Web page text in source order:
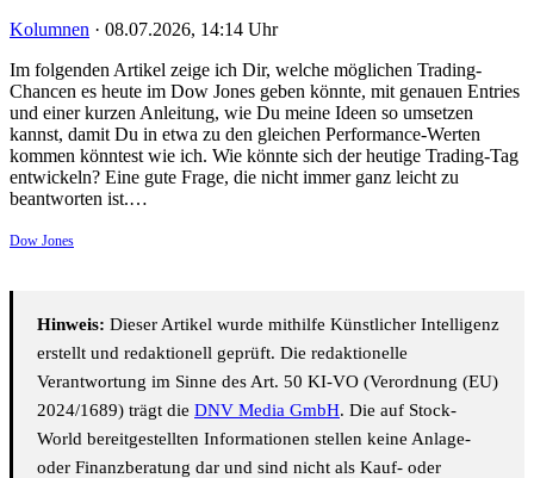
Kolumnen · 08.07.2026, 14:14 Uhr
Im folgenden Artikel zeige ich Dir, welche möglichen Trading-
Chancen es heute im Dow Jones geben könnte, mit genauen Entries
und einer kurzen Anleitung, wie Du meine Ideen so umsetzen
kannst, damit Du in etwa zu den gleichen Performance-Werten
kommen könntest wie ich. Wie könnte sich der heutige Trading-Tag
entwickeln? Eine gute Frage, die nicht immer ganz leicht zu
beantworten ist.…
Dow Jones
Hinweis: Dieser Artikel wurde mithilfe Künstlicher Intelligenz
erstellt und redaktionell geprüft. Die redaktionelle
Verantwortung im Sinne des Art. 50 KI-VO (Verordnung (EU)
2024/1689) trägt die DNV Media GmbH. Die auf Stock-
World bereitgestellten Informationen stellen keine Anlage-
oder Finanzberatung dar und sind nicht als Kauf- oder